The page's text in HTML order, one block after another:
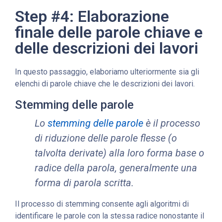
Step #4: Elaborazione
finale delle parole chiave e
delle descrizioni dei lavori
In questo passaggio, elaboriamo ulteriormente sia gli
elenchi di parole chiave che le descrizioni dei lavori.
Stemming delle parole
Lo stemming delle parole è il processo
di riduzione delle parole flesse (o
talvolta derivate) alla loro forma base o
radice della parola, generalmente una
forma di parola scritta.
Il processo di stemming consente agli algoritmi di
identificare le parole con la stessa radice nonostante il